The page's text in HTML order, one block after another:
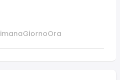
GiornoOra